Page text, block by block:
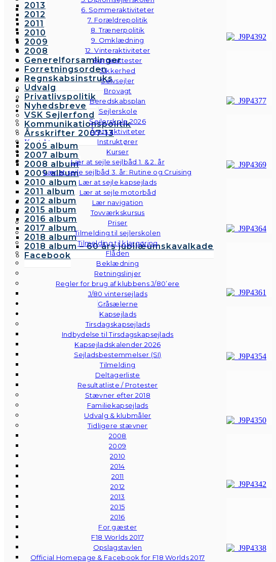
6. Sommeraktiviteter
7. Forældrepolitik
8. Trænerpolitik
9. Omklædning
12. Vinteraktiviteter
Børneattester
Sikkerhed
Selvsejler
Brovagt
Beredskabsplan
Sejlerskole
Sejlerskole 2026
Årets aktiviteter
Instruktører
Kurser
Lær at sejle sejlbåd 1. & 2. år
Lær at sejle sejlbåd 3. år: Rutine og Cruising
Lær at sejle kapsejlads
Lær at sejle motorbåd
Lær navigation
Tovværkskursus
Priser
Tilmelding til sejlerskolen
Tilmelding til klargøring
Flåden
Beklædning
Retningslinjer
Regler for brug af klubbens J/80’ere
J/80 vintersejlads
Gråsælerne
Kapsejlads
Tirsdagskapsejlads
Indbydelse til Tirsdagskapsejlads
Kapsejladskalender 2026
Sejladsbestemmelser (SI)
Tilmelding
Deltagerliste
Resultatliste / Protester
Stævner efter 2018
Familiekapsejlads
Udvalg & klubmåler
Tidligere stævner
2008
2009
2010
2014
2011
2012
2013
2015
2016
For gæster
F18 Worlds 2017
Opslagstavlen
Official Homepage & Facebook for F18 Worlds 2017
2013
2012
2011
2010
2009
2008
Generelforsamlinger
Forretningsorden
Regnskabsinstruks
Udvalg
Privatlivspolitik
Nyhedsbreve
VSK Sejlerfond
Kommunikationspolitik
Årsskrifter 2007-13
Kontakt
Galleri
Andre fotos
2005 album
2007 album
2008 album
2009 album
2010 album
2011 album
2012 album
2015 album
2016 album
2017 album
2018 album
2018 album – 60 års jubilæumskavalkade
Facebook